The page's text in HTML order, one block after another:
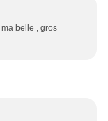
belle , gros